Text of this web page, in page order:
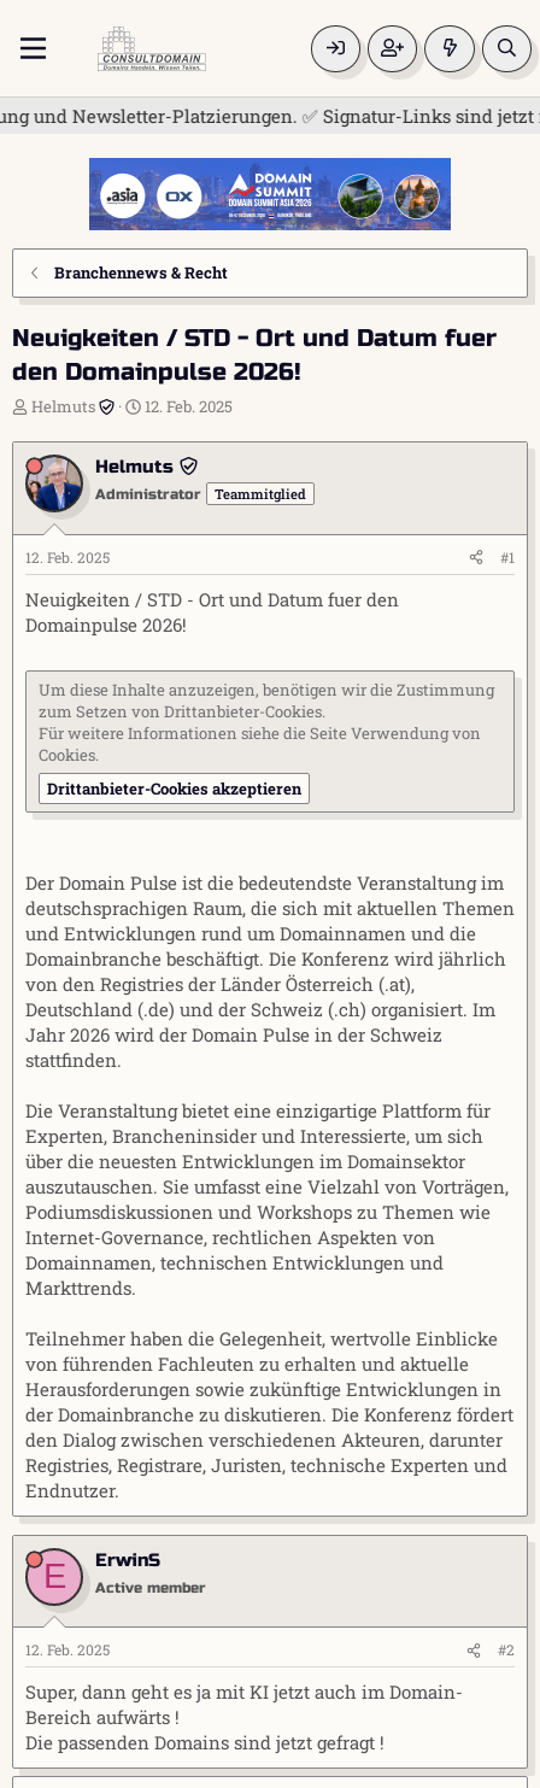
Platzierungen. ✅ Signatur-Links sind jetzt für
Branchennews & Recht
Neuigkeiten / STD - Ort und Datum fuer
den Domainpulse 2026!
E
s
t
e
l
e
r
Helmuts
E
s
t
e
l
a
m
12. Feb. 2025
Helmuts
Administrator Teammitglied
12. Feb. 2025 #1
Neuigkeiten / STD - Ort und Datum fuer den
Domainpulse 2026!
Um diese Inhalte anzuzeigen, benötigen wir die Zustimmung
zum Setzen von Drittanbieter-Cookies.
Für weitere Informationen siehe die SeiteVerwendung von
Cookies.
Drittanbieter-Cookies akzeptieren
Der Domain Pulse ist die bedeutendste Veranstaltung im
deutschsprachigen Raum, die sich mit aktuellen Themen
und Entwicklungen rund um Domainnamen und die
Domainbranche beschäftigt. Die Konferenz wird jährlich
von den Registries der Länder Österreich (.at),
Deutschland (.de) und der Schweiz (.ch) organisiert. Im
Jahr 2026 wird der Domain Pulse in der Schweiz
stattfinden.
Die Veranstaltung bietet eine einzigartige Plattform für
Experten, Brancheninsider und Interessierte, um sich
über die neuesten Entwicklungen im Domainsektor
auszutauschen. Sie umfasst eine Vielzahl von Vorträgen,
Podiumsdiskussionen und Workshops zu Themen wie
Internet-Governance, rechtlichen Aspekten von
Domainnamen, technischen Entwicklungen und
Markttrends.
Teilnehmer haben die Gelegenheit, wertvolle Einblicke
von führenden Fachleuten zu erhalten und aktuelle
Herausforderungen sowie zukünftige Entwicklungen in
der Domainbranche zu diskutieren. Die Konferenz fördert
den Dialog zwischen verschiedenen Akteuren, darunter
Registries, Registrare, Juristen, technische Experten und
Endnutzer.
E ErwinS
Active member
12. Feb. 2025 #2
Super, dann geht es ja mit KI jetzt auch im Domain-
Bereich aufwärts !
Die passenden Domains sind jetzt gefragt !